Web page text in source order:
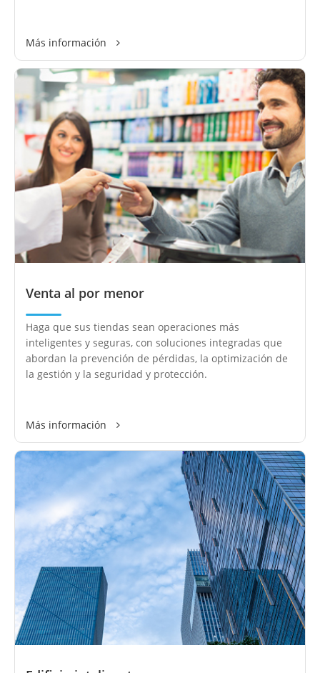
Más información
Venta al por menor
Haga que sus tiendas sean operaciones más
inteligentes y seguras, con soluciones integradas que
abordan la prevención de pérdidas, la optimización de
la gestión y la seguridad y protección.
Más información